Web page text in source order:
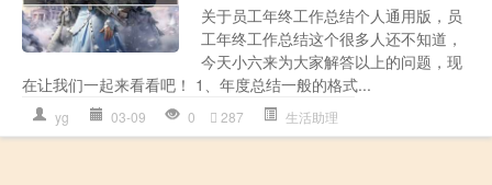
关于员工年终工作总结个人通用版，员
工年终工作总结这个很多人还不知道，
今天小六来为大家解答以上的问题，现
在让我们一起来看看吧！ 1、年度总结一般的格式...
yg 03-09 0 287 生活助理